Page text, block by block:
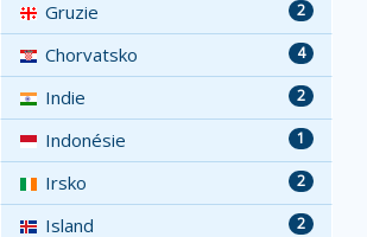
2
Gruzie
4
Chorvatsko
2
Indie
1
Indonésie
2
Irsko
2
Island